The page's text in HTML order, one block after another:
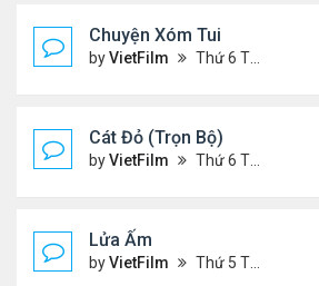
Chuyện Xóm Tui
byVietFilm Thứ 6 Tháng 11 06, 2020 4:47 pm
Cát Đỏ (Trọn Bộ)
byVietFilm Thứ 6 Tháng 11 06, 2020 2:02 pm
Lửa Ấm
byVietFilm Thứ 5 Tháng 11 05, 2020 11:33 pm